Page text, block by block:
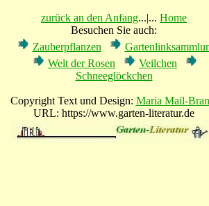
zurück an den Anfang...|... Home
Besuchen Sie auch:
Zauberpflanzen
Welt der Rosen
Veilchen
Schneeglöckchen
Copyright Text und Design: Maria Mail-
URL: https://www.garten-literatur.de